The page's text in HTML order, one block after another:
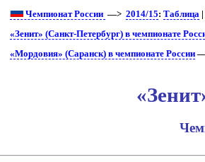
Чемпионат России —>2014/15:Таблица
«Зенит» (Санкт-Петербург) в чемпионате
«Мордовия» (Саранск) в чемпионате России